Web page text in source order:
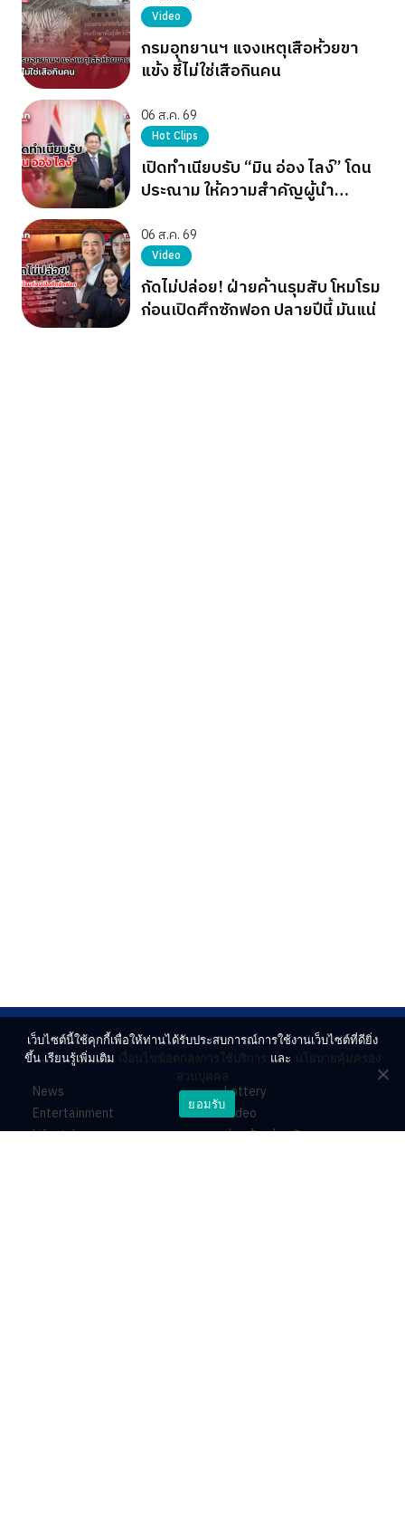
Video
กรมอุทยานฯ แจงเหตุเสือห้วยขา
แข้ง ชี้ไม่ใช่เสือกินคน
06 ส.ค. 69
Hot Clips
เปิดทำเนียบรับ “มิน อ่อง ไลง์” โดน
ประณาม ให้ความสำคัญผู้นำ
06 ส.ค. 69
Video
กัดไม่ปล่อย! ฝ่ายค้านรุมสับ โหมโรม
ก่อนเปิดศึกซักฟอก ปลายปีนี้ มันแน่
News
Entertainment
Lifestyle
Lottery
Video
ร่วมด้วยช่วยกัน
เว็บไซต์นี้ใช้คุกกี้เพื่อให้ท่านได้รับประสบการณ์การใช้งานเว็บไซต์ที่ดียิ่ง
ขึ้น เรียนรู้เพิ่มเติม เงื่อนไขข้อตกลงการใช้บริการ และ นโยบายคุ้มครอง
ส่วนบุคคล
ยอมรับ